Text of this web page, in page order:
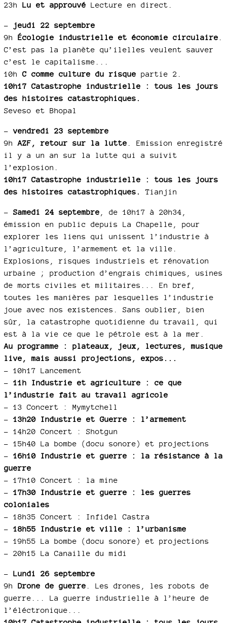
23h Lu et approuvé Lecture en direct.
–
jeudi 22 septembre
9h Écologie industrielle et économie circulaire
C’est pas la planète qu’ilelles veulent sauver
c’est le capitalisme...
10hC comme culture du risque partie 2.
10h17 Catastrophe industrielle : tous les jours
des histoires catastrophiques.
Seveso et Bhopal
– vendredi 23 septembre
9hAZF, retour sur la lutte . Emission enregistré
il y a un an sur la lutte qui a suivit
l’explosion.
10h17 Catastrophe industrielle : tous les jours
des histoires catastrophiques.
Tianjin
– Samedi 24 septembre , de 10h17 à 20h34,
émission en public depuis La Chapelle, pour
explorer les liens qui unissent l’industrie à
l’agriculture, l’armement et la ville.
Explosions, risques industriels et rénovation
urbaine ; production d’engrais chimiques, usines
de morts civiles et militaires... En bref,
toutes les manières par lesquelles l’industrie
joue avec nos existences. Sans oublier, bien
sûr, la catastrophe quotidienne du travail, qui
est à la vie ce que le pétrole est à la mer.
Au programme : plateaux, jeux, lectures, musique
live, mais aussi projections, expos...
– 10h17 Lancement
– 11h Industrie et agriculture : ce que
l’industrie fait au travail agricole
– 13 Concert : Mymytchell
– 13h20 Industrie et Guerre : l’armement
– 14h20 Concert : Shotgun
– 15h40 La bombe (docu sonore) et projections
– 16h10 Industrie et guerre : la résistance à la
guerre
– 17h10 Concert : la mine
– 17h30 Industrie et guerre : les guerres
coloniales
– 18h35 Concert : Infidel Castra
– 18h55 Industrie et ville : l’urbanisme
– 19h55 La bombe (docu sonore) et projections
– 20h15 La Canaille du midi
– Lundi 26 septembre
9h Drone de guerre . Les drones, les robots de
guerre... La guerre industrielle à l’heure de
l’éléctronique...